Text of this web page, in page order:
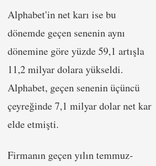
Alphabet'in net karı ise bu
dönemde geçen senenin aynı
dönemine göre yüzde 59,1 artışla
11,2 milyar dolara yükseldi.
Alphabet, geçen senenin üçüncü
çeyreğinde 7,1 milyar dolar net kar
elde etmişti.
Firmanın geçen yılın temmuz-